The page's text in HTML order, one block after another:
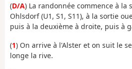
(D/A) La randonnée commence à la
Ohlsdorf (U1, S1, S11), à la sortie
puis à la deuxième à droite, puis à
(1) On arrive à l'Alster et on suit le
longe la rive.